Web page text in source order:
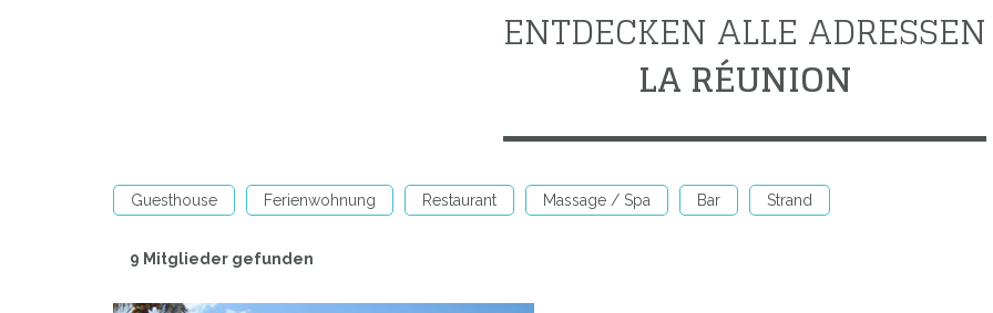
ENTDECKEN ALLE ADRESSEN
LA RÉUNION
Guesthouse Ferienwohnung Restaurant Massage / Spa Bar Strand
9 Mitglieder gefunden